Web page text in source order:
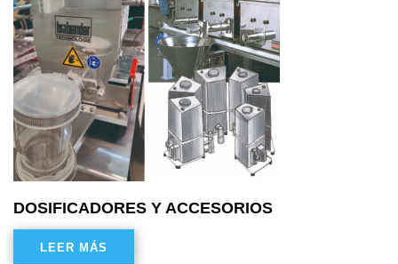
DOSIFICADORES Y ACCESORIOS
LEER MÁS